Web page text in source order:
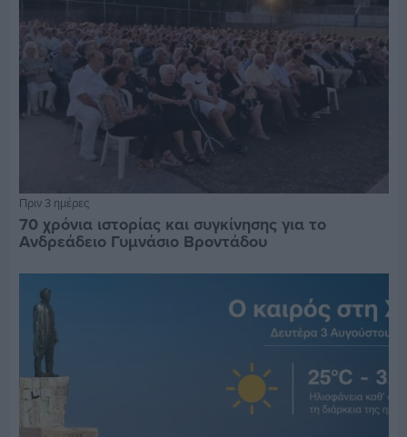
Πριν 3 ημέρες
70 χρόνια ιστορίας και συγκίνησης για το
Ανδρεάδειο Γυμνάσιο Βροντάδου